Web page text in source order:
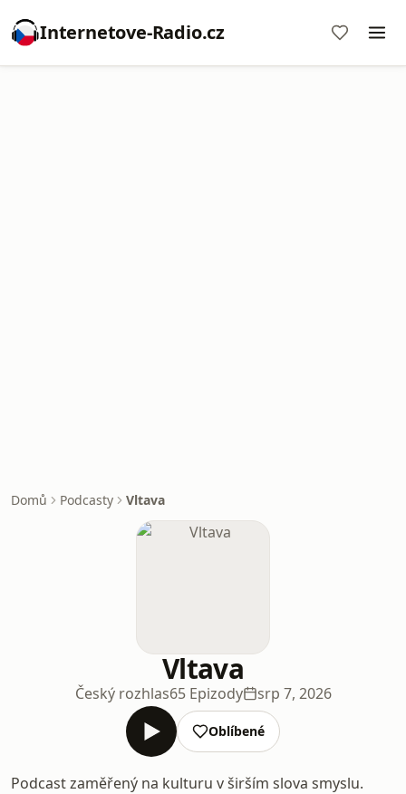
Internetove-Radio.cz
Domů Podcasty Vltava
Vltava
Český rozhlas65 Epizody srp 7, 2026
Oblíbené
Podcast zaměřený na kulturu v širším slova smyslu.